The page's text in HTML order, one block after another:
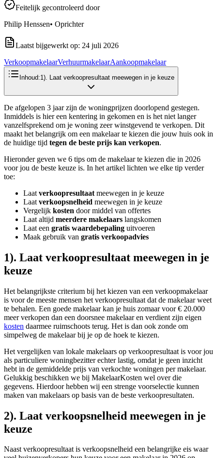
Feitelijk gecontroleerd door
Philip Henssen• Oprichter
Laatst bijgewerkt op: 24 juli 2026
VerkoopmakelaarVerhuurmakelaarAankoopmakelaar
Inhoud:1). Laat verkoopresultaat meewegen in je keuze
De afgelopen 3 jaar zijn de woningprijzen doorlopend gestegen.
Inmiddels is hier een kentering in gekomen en is het niet langer
vanzelfsprekend om je woning zeer winstgevend te verkopen. Dit
maakt het belangrijk om een makelaar te kiezen die jouw huis ook in
de huidige tijd tegen de beste prijs kan verkopen.
Hieronder geven we 6 tips om de makelaar te kiezen die in 2026
voor jou de beste keuze is. In het artikel lichten we elke tip verder
toe:
Laat verkoopresultaat meewegen in je keuze
Laat verkoopsnelheid meewegen in je keuze
Vergelijk kosten door middel van offertes
Laat altijd meerdere makelaars langskomen
Laat een gratis waardebepaling uitvoeren
Maak gebruik van gratis verkoopadvies
1). Laat verkoopresultaat meewegen in je
keuze
Het belangrijkste criterium bij het kiezen van een verkoopmakelaar
is voor de meeste mensen het verkoopresultaat dat de makelaar weet
te behalen. Een goede makelaar kan je huis zomaar voor € 20.000
meer verkopen dan een doorsnee makelaar en verdient zijn eigen
kosten daarmee ruimschoots terug. Het is dan ook zonde om
simpelweg de makelaar bij je op de hoek te kiezen.
Het vergelijken van lokale makelaars op verkoopresultaat is voor jou
als particuliere woningbezitter echter lastig, omdat je geen inzicht
hebt in de gemiddelde prijs van verkochte woningen per makelaar.
Gelukkig beschikken we bij MakelaarKosten wel over die
gegevens. Hierdoor hebben wij een strenge voorselectie kunnen
maken van makelaars op basis van de beste verkoopresultaten.
2). Laat verkoopsnelheid meewegen in je
keuze
Naast verkoopresultaat is verkoopsnelheid een belangrijke eis waar